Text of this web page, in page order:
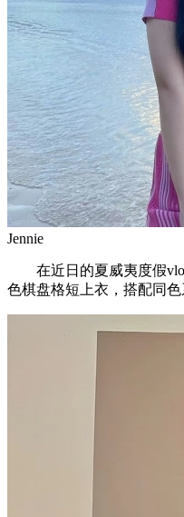
Jennie
在近日的夏威夷度假vlog
色棋盘格短上衣，搭配同